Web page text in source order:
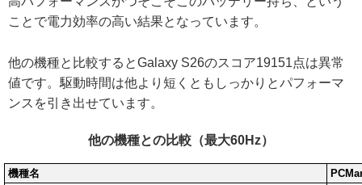
ことで電力効率の高い結果となっています。
他の機種と比較するとGalaxy S26のスコア19151点は異常
値です。駆動時間は他より短くともしっかりとパフォーマ
ンスを引き出せています。
他の機種との比較（最大60Hz）
機種名